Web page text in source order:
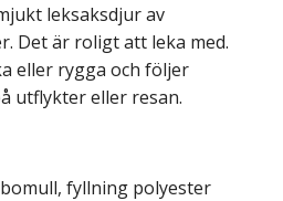
leksaksdjur av
Det är roligt att leka med.
eller rygga och följer
utflykter eller resan.
fyllning polyester